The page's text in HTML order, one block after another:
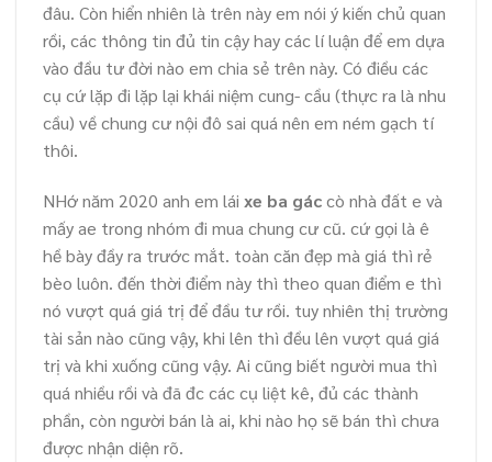
đâu. Còn hiển nhiên là trên này em nói ý kiến chủ quan
rồi, các thông tin đủ tin cậy hay các lí luận để em dựa
vào đầu tư đời nào em chia sẻ trên này. Có điều các
cụ cứ lặp đi lặp lại khái niệm cung- cầu (thực ra là nhu
cầu) về chung cư nội đô sai quá nên em ném gạch tí
thôi.
NHớ năm 2020 anh em lái xe ba gáccò nhà đất e và
mấy ae trong nhóm đi mua chung cư cũ. cứ gọi là ê
hề bày đầy ra trước mắt. toàn căn đẹp mà giá thì rẻ
bèo luôn. đến thời điểm này thì theo quan điểm e thì
nó vượt quá giá trị để đầu tư rồi. tuy nhiên thị trường
tài sản nào cũng vậy, khi lên thì đều lên vượt quá giá
trị và khi xuống cũng vậy. Ai cũng biết người mua thì
quá nhiều rồi và đã đc các cụ liệt kê, đủ các thành
phần, còn người bán là ai, khi nào họ sẽ bán thì chưa
được nhận diện rõ.